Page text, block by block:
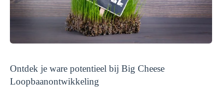
Ontdek je ware potentieel bij Big Cheese
Loopbaanontwikkeling